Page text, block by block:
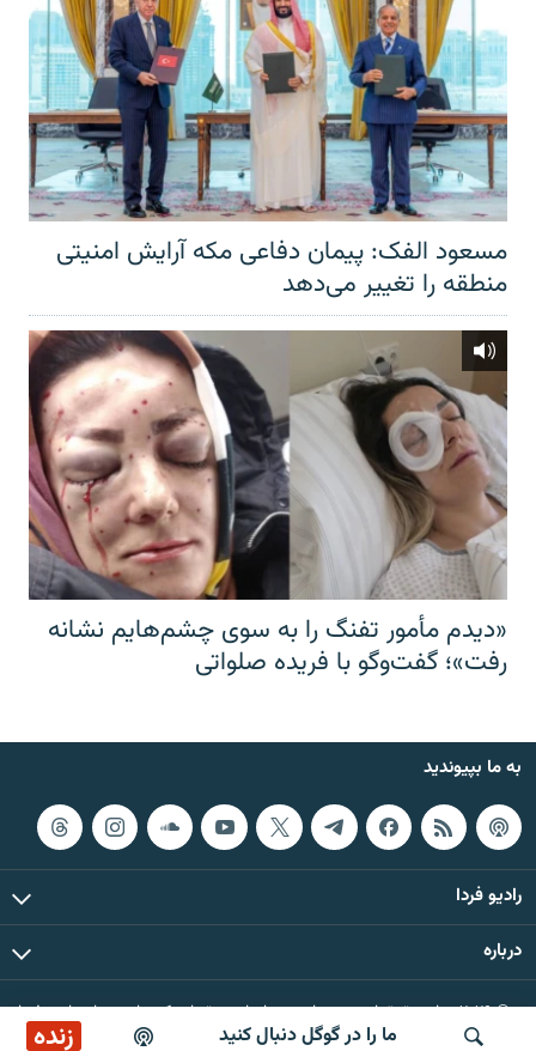
ما را در گوگل دنبال کنید زنده
مسعود الفک: پیمان دفاعی مکه آرایش امنیتی
منطقه را تغییر می‌دهد
«دیدم مأمور تفنگ را به سوی چشم‌هایم نشانه
رفت»؛ گفت‌و‌گو با فریده صلواتی
به ما بپیوندید
رادیو فردا
درباره
© ۲۰۲۶ تمام حقوق این وب‌سایت، بر اساس مقررات کپی‌رایت، برای رادیو فردا
محفوظ است.